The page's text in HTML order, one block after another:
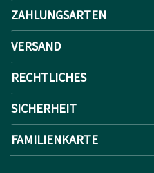
ZAHLUNGSARTEN
VERSAND
RECHTLICHES
SICHERHEIT
FAMILIENKARTE